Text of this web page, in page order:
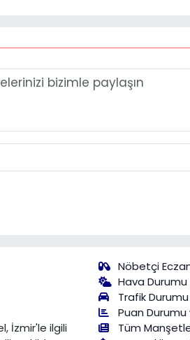
İzmir'le ilgili
Nöbetçi
Hava Durumu
Trafik Durumu
Puan Durumu
Tüm